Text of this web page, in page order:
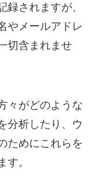
録されますが、
やメールアドレ
切含まれませ
々がどのような
分析したり、ウ
ためにこれらを
す。